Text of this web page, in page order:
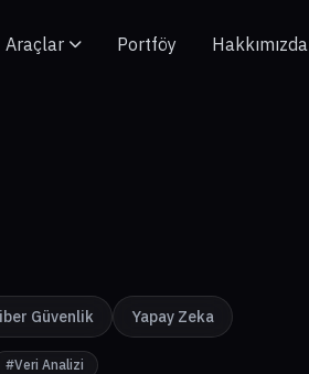
Araçlar Portföy Hakkımızda
Güvenlik Yapay Zeka
#Veri Analizi